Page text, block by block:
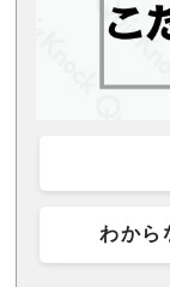
わから